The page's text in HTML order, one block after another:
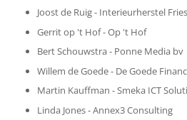
Joost de Ruig - Interieurherstel
Gerrit op 't Hof - Op 't Hof
Bert Schouwstra - Ponne Media bv
Willem de Goede - De Goede
Martin Kauffman - Smeka ICT
Linda Jones - Annex3 Consulting